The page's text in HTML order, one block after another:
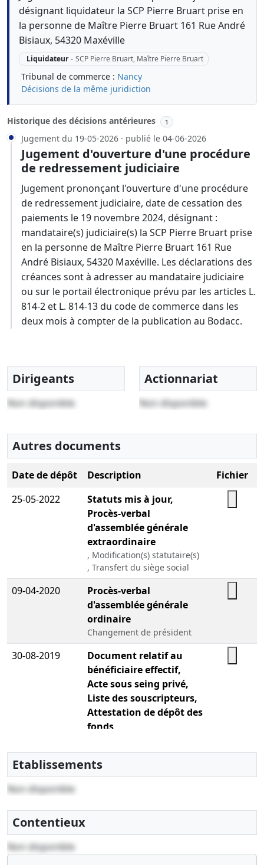
désignant liquidateur la SCP Pierre Bruart prise en
la personne de Maître Pierre Bruart 161 Rue André
Bisiaux, 54320 Maxéville
Liquidateur - SCP Pierre Bruart, Maître Pierre Bruart
Tribunal de commerce : Nancy
Décisions de la même juridiction
Historique des décisions antérieures 1
Jugement du 19-05-2026 · publié le 04-06-2026
Jugement d'ouverture d'une procédure
de redressement judiciaire
Jugement prononçant l'ouverture d'une procédure
de redressement judiciaire, date de cessation des
paiements le 19 novembre 2024, désignant :
mandataire(s) judiciaire(s) la SCP Pierre Bruart prise
en la personne de Maître Pierre Bruart 161 Rue
André Bisiaux, 54320 Maxéville. Les déclarations des
créances sont à adresser au mandataire judiciaire
ou sur le portail électronique prévu par les articles L.
814-2 et L. 814-13 du code de commerce dans les
deux mois à compter de la publication au Bodacc.
Dirigeants
Non disponible
Actionnariat
Non disponible
Autres documents
Date de dépôt Description
Fichier
25-05-2022
Statuts mis à jour,
Procès-verbal
d'assemblée générale
extraordinaire
, Modification(s) statutaire(s)
, Transfert du siège social
09-04-2020
Procès-verbal
d'assemblée générale
ordinaire
Changement de président
30-08-2019
Document relatif au
bénéficiaire effectif,
Acte sous seing privé,
Liste des souscripteurs,
Attestation de dépôt des
fonds
Etablissements
Non disponible
Contentieux
Non disponible